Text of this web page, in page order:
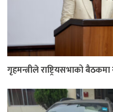
गृहमन्त्रीले राष्ट्रियसभाको